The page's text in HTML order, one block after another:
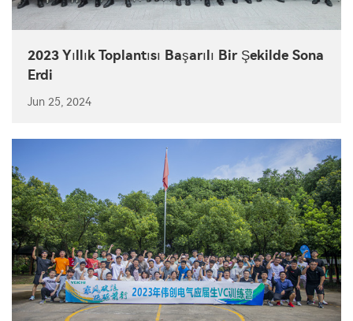
2023 Yıllık Toplantısı Başarılı Bir Şekilde Sona
Erdi
Jun 25, 2024